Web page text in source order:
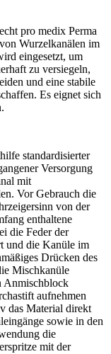
pro medix Perma
Wurzelkanälen im
eingesetzt, um
zu versiegeln,
und eine stabile
Es eignet sich
standardisierter
Versorgung
mit
Vor Gebrauch die
von der
enthaltene
die Feder der
und die Kanüle im
Drücken des
Mischkanüle
Anmischblock
aufnehmen
das Material direkt
sowie in den
die
mit der